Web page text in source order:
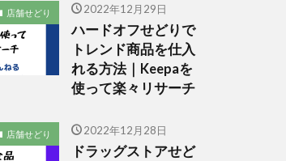
店舗せどり 2022年12月29日
ハードオフせどりで
トレンド商品を仕入
れる方法｜Keepaを
使って楽々リサーチ
店舗せどり 2022年12月28日
ドラッグストアせど